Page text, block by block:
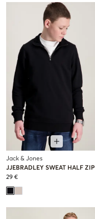
Jack & Jones
JJEBRADLEY SWEAT HALF ZIP
29 €